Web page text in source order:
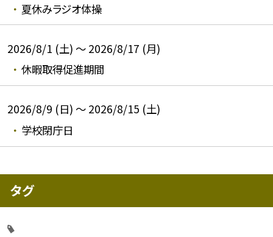
夏休みラジオ体操
2026/8/1 (土) ～ 2026/8/17 (月)
休暇取得促進期間
2026/8/9 (日) ～ 2026/8/15 (土)
学校閉庁日
タグ